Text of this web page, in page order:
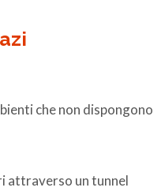
che non dispongono
attraverso un tunnel